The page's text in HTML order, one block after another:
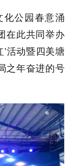
公园春意涌
在此共同举办
’活动暨四美塘
之年奋进的号